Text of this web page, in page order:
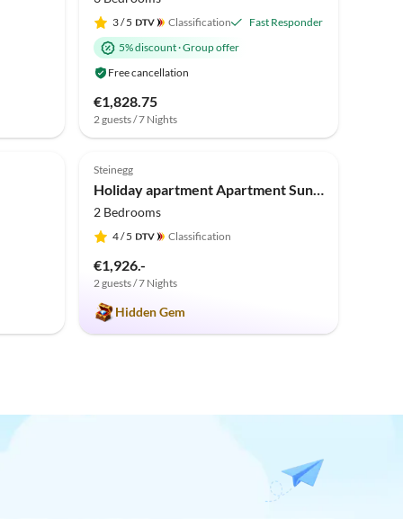
3/ 5 Classification
Fast Responder
5% discount·Group offer
Free cancellation
€1,828.75
2 guests / 7 Nights
Top-Listing Top-Listing
5.0 (1)
Steinegg
Holiday apartment Apartment Sun, Moon and Stars
2 Bedrooms
4/ 5 Classification
€1,926.-
2 guests / 7 Nights
Hidden Gem